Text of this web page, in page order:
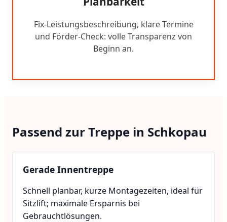
Fix-Leistungsbeschreibung, klare Termine
und Förder-Check: volle Transparenz von
Beginn an.
Passend zur Treppe in Schkopau
Gerade Innentreppe
Schnell planbar, kurze Montagezeiten, ideal für
Sitzlift; maximale Ersparnis bei
Gebrauchtlösungen.